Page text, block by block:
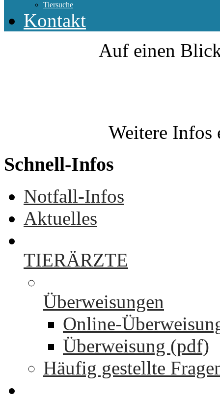
Tiersuche
Kontakt
Auf einen
Weitere Infos
Schnell-Infos
Notfall-Infos
Aktuelles
TIERÄRZTE
Überweisungen
Online-
Überweisung (pdf)
Häufig gestellte